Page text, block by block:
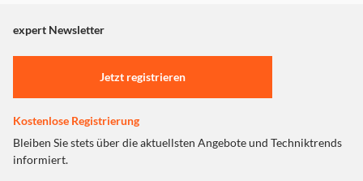
"Marketing".
Einstellungen anpassen
expert Newsletter
Jetzt registrieren
Kostenlose Registrierung
Bleiben Sie stets über die aktuellsten Angebote und Techniktrends
informiert.